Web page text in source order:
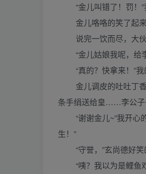
“金儿叫错了！罚！”
金儿咯咯的笑了起来
说完一饮而尽，大伙
“金儿姑娘我呢，给
“真的？快拿来！”我
金儿调皮的吐吐丁香
条手绢送给皇……李公子
“谢谢金儿~”我开心的
生！”
“守誉，”玄尚德好笑
“咦？我以为是鲤鱼戏